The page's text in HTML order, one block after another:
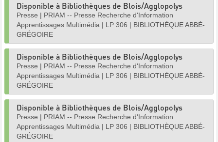
Disponible à Bibliothèques de Blois/Agglopolys
Presse | PRIAM -- Presse Recherche d'Information
Apprentissages Multimédia | LP 306 | BIBLIOTHÈQUE ABBÉ-
GRÉGOIRE
Disponible à Bibliothèques de Blois/Agglopolys
Presse | PRIAM -- Presse Recherche d'Information
Apprentissages Multimédia | LP 306 | BIBLIOTHÈQUE ABBÉ-
GRÉGOIRE
Disponible à Bibliothèques de Blois/Agglopolys
Presse | PRIAM -- Presse Recherche d'Information
Apprentissages Multimédia | LP 306 | BIBLIOTHÈQUE ABBÉ-
GRÉGOIRE